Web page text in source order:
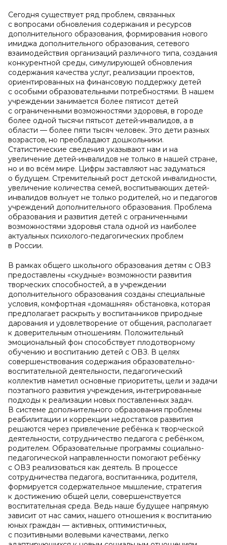
Сегодня существует ряд проблем, связанных
с вопросами обновления содержания и ресурсов
дополнительного образования, формирования нового
имиджа дополнительного образования, сетевого
взаимодействия организаций различного типа, создания
конкурентной среды, симулирующей обновления
содержания качества услуг, реализации проектов,
ориентированных на финансовую поддержку детей
с особыми образовательными потребностями. В нашем
учреждении занимается более пятисот детей
с ограниченными возможностями здоровья, в городе
более одной тысячи пятьсот детей-инвалидов, а в
области — более пяти тысяч человек. Это дети разных
возрастов, но преобладают дошкольники.
Статистические сведения указывают нам и на
увеличение детей-инвалидов не только в нашей стране,
но и во всём мире. Цифры заставляют нас задуматься
о будущем. Стремительный рост детской инвалидности,
увеличение количества семей, воспитывающих детей-
инвалидов волнует не только родителей, но и педагогов
учреждений дополнительного образования. Проблема
образования и развития детей с ограниченными
возможностями здоровья стала одной из наиболее
актуальных психолого-педагогических проблем
в России.
В рамках общего школьного образования детям с ОВЗ
предоставлены «скудные» возможности развития
творческих способностей, а в учреждении
дополнительного образования созданы специальные
условия, комфортная «домашняя» обстановка, которая
предполагает раскрыть у воспитанников природные
дарования и удовлетворение от общения, располагает
к доверительным отношениям. Положительный
эмоциональный фон способствует плодотворному
обучению и воспитанию детей с ОВЗ. В целях
совершенствования содержания образовательно-
воспитательной деятельности, педагогический
коллектив наметил основные приоритеты, цели и задачи
поэтапного развития учреждения, интегрированные
подходы к реализации новых поставленных задач.
В системе дополнительного образования проблемы
реабилитации и коррекции недостатков развития
решаются через привлечение ребёнка к творческой
деятельности, сотрудничество педагога с ребёнком,
родителем. Образовательные программы социально-
педагогической направленности помогают ребёнку
с ОВЗ реализоваться как деятель. В процессе
сотрудничества педагога, воспитанника, родителя,
формируется содержательное мышление, стратегия
к достижению общей цели, совершенствуется
воспитательная среда. Ведь наше будущее напрямую
зависит от нас самих, нашего отношения к воспитанию
юных граждан — активных, оптимистичных,
с позитивными волевыми качествами, легко